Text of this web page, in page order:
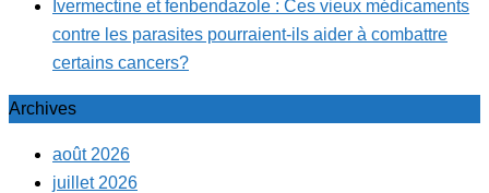
Ivermectine et fenbendazole : Ces vieux médicaments
contre les parasites pourraient-ils aider à combattre
certains cancers?
Archives
août 2026
juillet 2026